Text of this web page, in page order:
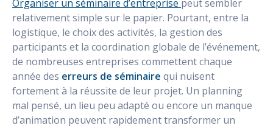
Organiser un séminaire d’entreprise peut sembler
relativement simple sur le papier. Pourtant, entre la
logistique, le choix des activités, la gestion des
participants et la coordination globale de l’événement,
de nombreuses entreprises commettent chaque
année des erreurs de séminaire qui nuisent
fortement à la réussite de leur projet. Un planning
mal pensé, un lieu peu adapté ou encore un manque
d’animation peuvent rapidement transformer un